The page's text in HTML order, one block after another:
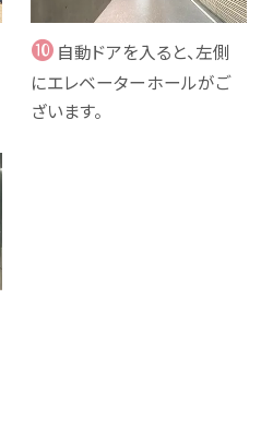
❿ 自動ドアを入ると、左側
にエレベーターホールがご
ざいます。